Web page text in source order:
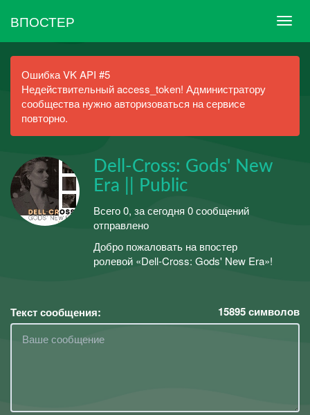
ВПОСТЕР
Ошибка VK API #5
Недействительный access_token! Администратору
сообщества нужно авторизоваться на сервисе
повторно.
Dell-Cross: Gods' New
Era || Public
Всего 0, за сегодня 0 сообщений
отправлено
ㅤㅤㅤㅤДобро пожаловать на впостер
ролевой «Dell-Cross: Gods' New Era»!
Текст сообщения: 15895символов